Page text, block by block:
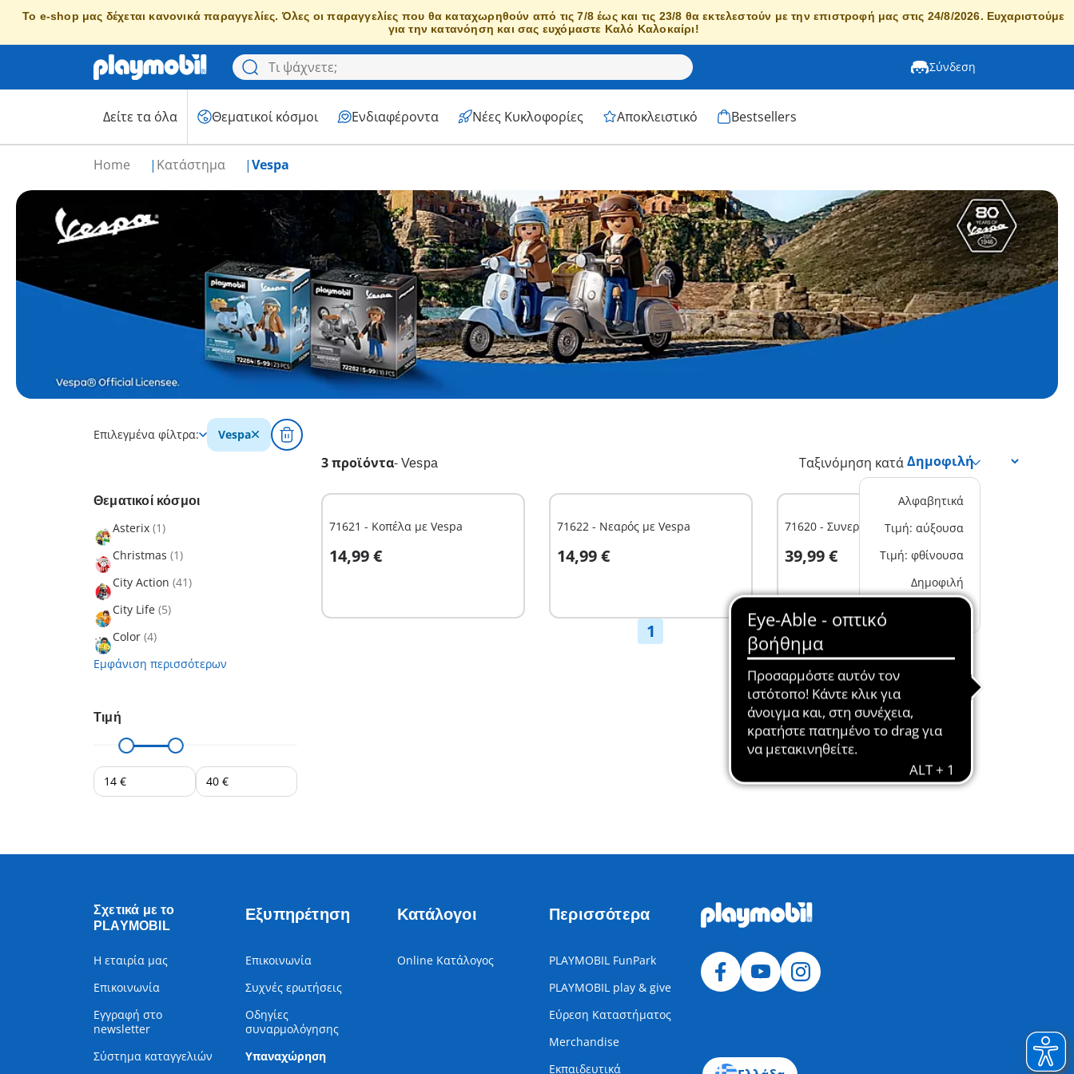
Το e-shop μας δέχεται κανονικά παραγγελίες. Όλες οι παραγγελίες που θα καταχωρηθούν από τις 7/8 έως και τις 23/8 θα εκτελεστούν με την επιστροφή μας στις 24/8/2026. Ευχαριστούμε
για την κατανόηση και σας ευχόμαστε Καλό Καλοκαίρι!
Σύνδεση
Δείτε τα όλα Θεματικοί κόσμοι Ενδιαφέροντα Νέες Κυκλοφορίες Αποκλειστικό Bestsellers
Home Κατάστημα Vespa
Επιλεγμένα φίλτρα: Vespa
3 προϊόντα- Vespa Ταξινόμηση κατά
Αλφαβητικά
Τιμή: αύξουσα
Τιμή: φθίνουσα
Δημοφιλή
Θεματικοί κόσμοι
Asterix (1)
Christmas (1)
City Action (41)
City Life (5)
Color (4)
Εμφάνιση περισσότερων
Τιμή
71621 - Κοπέλα με Vespa
14,99 €
Στο καλάθι
71622 - Νεαρός με Vespa
14,99 €
Στο καλάθι
71620 - Συνεργείο για Vespa
39,99 €
Στο καλάθι
1
Σχετικά με το
PLAYMOBIL
Η εταιρία μας
Επικοινωνία
Εγγραφή στο
newsletter
Σύστημα καταγγελιών
Εξυπηρέτηση
Επικοινωνία
Συχνές ερωτήσεις
Οδηγίες
συναρμολόγησης
Υπαναχώρηση
Κατάλογοι
Online Κατάλογος
Περισσότερα
PLAYMOBIL FunPark
PLAYMOBIL play & give
Εύρεση Καταστήματος
Merchandise
Εκπαιδευτικά